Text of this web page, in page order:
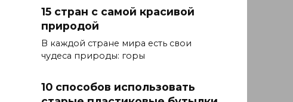
15 стран с самой красивой
природой
В каждой стране мира есть свои
чудеса природы: горы
10 способов использовать